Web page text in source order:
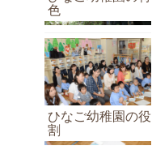
色
ひなご幼稚園の役
割